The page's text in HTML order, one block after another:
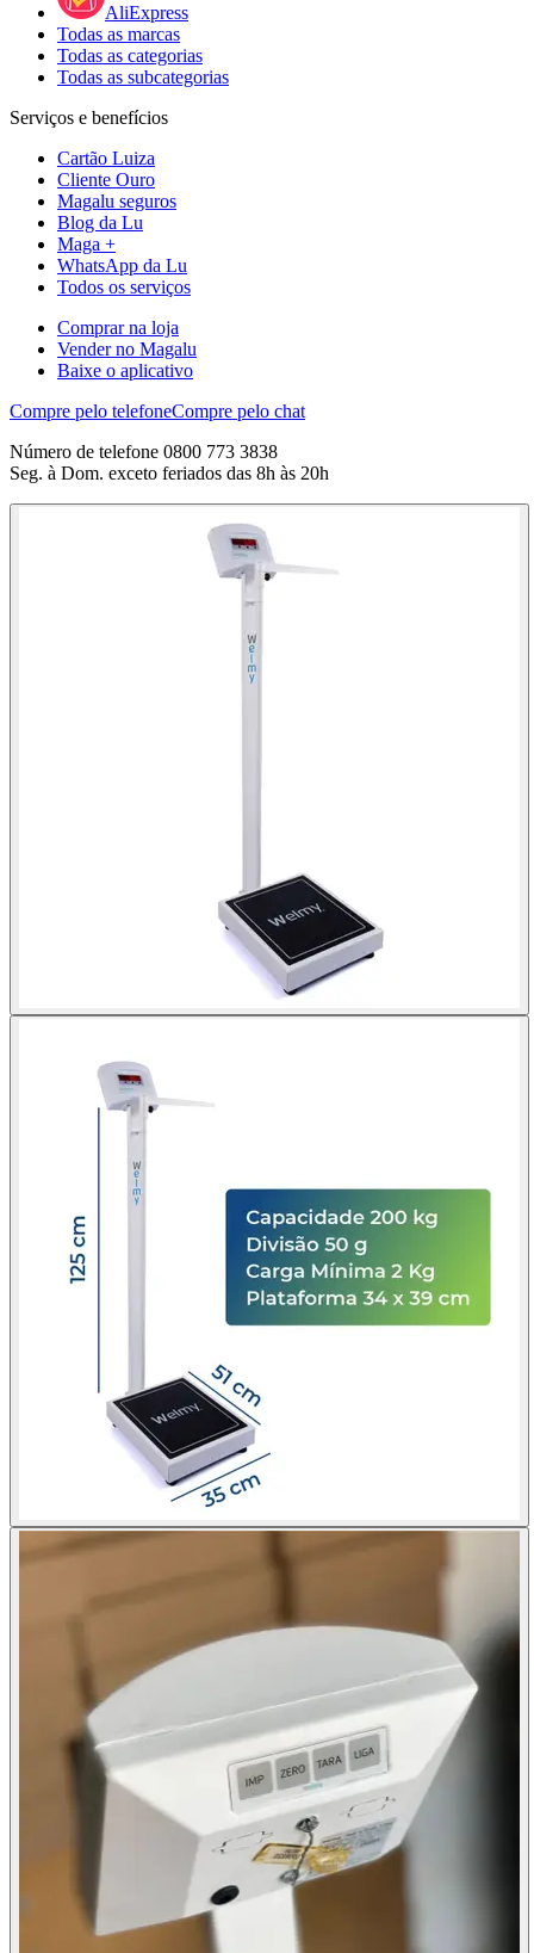
AliExpress
Todas as marcas
Todas as categorias
Todas as subcategorias
Serviços e benefícios
Cartão Luiza
Cliente Ouro
Magalu seguros
Blog da Lu
Maga +
WhatsApp da Lu
Todos os serviços
Comprar na loja
Vender no Magalu
Baixe o aplicativo
Compre pelo telefoneCompre pelo chat
Número de telefone 0800 773 3838
Seg. à Dom. exceto feriados das 8h às 20h